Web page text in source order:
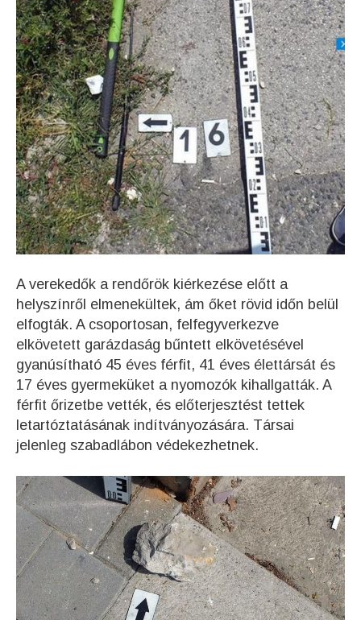
A verekedők a rendőrök kiérkezése előtt a
helyszínről elmenekültek, ám őket rövid időn belül
elfogták. A csoportosan, felfegyverkezve
elkövetett garázdaság bűntett elkövetésével
gyanúsítható 45 éves férfit, 41 éves élettársát és
17 éves gyermeküket a nyomozók kihallgatták. A
férfit őrizetbe vették, és előterjesztést tettek
letartóztatásának indítványozására. Társai
jelenleg szabadlábon védekezhetnek.